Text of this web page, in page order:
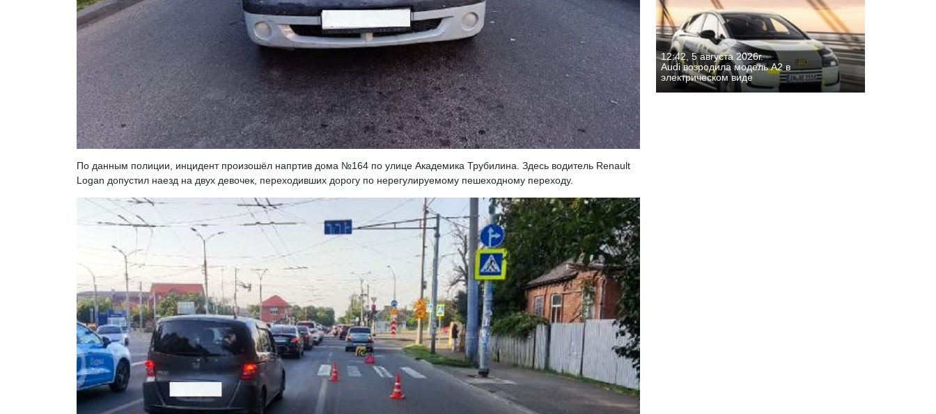
По данным полиции, инцидент произошёл напртив дома №164 по улице Академика Трубилина. Здесь водитель Renault
Logan допустил наезд на двух девочек, переходивших дорогу по нерегулируемому пешеходному переходу.
12:42, 5 августа 2026г.
Audi возродила модель A2 в
электрическом виде